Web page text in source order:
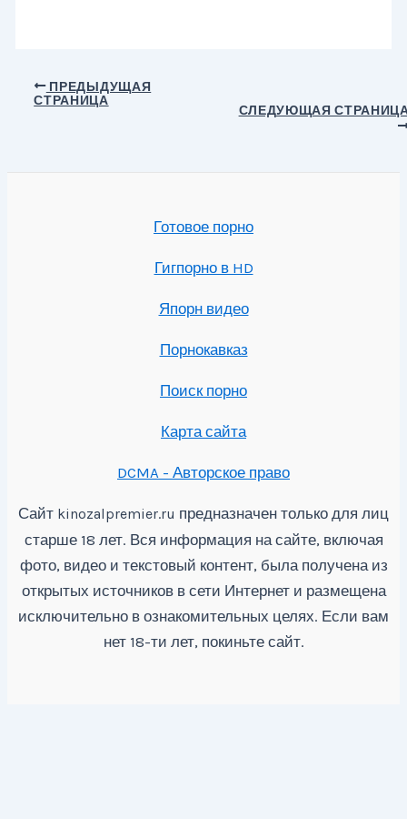
Навигация
ПРЕДЫДУЩАЯ
СТРАНИЦА
СЛЕДУЮЩАЯ
Готовое порно
Гигпорно в HD
Япорн видео
Порнокавказ
Поиск порно
Карта сайта
DCMA - Авторское право
Сайт kinozalpremier.ru предназначен только для лиц
старше 18 лет. Вся информация на сайте, включая
фото, видео и текстовый контент, была получена из
открытых источников в сети Интернет и размещена
исключительно в ознакомительных целях. Если вам
нет 18-ти лет, покиньте сайт.